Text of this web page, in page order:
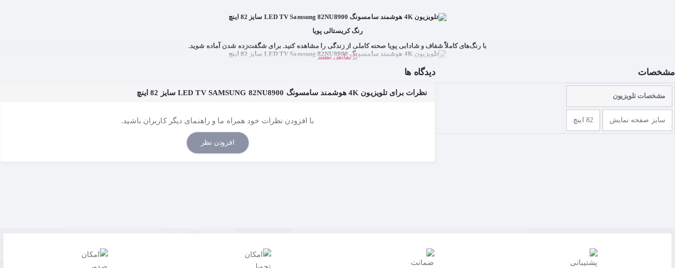
رنگ کریستالی پویا
با رنگ‌های کاملاً شفاف و شادابی پویا صحنه کاملی از زندگی را مشاهده کنید. برای شگفت‌زده شدن آماده شوید.
با ویژگی «Precision Black» رنگ‌های سیاه غنی‌تر و همچنین رنگ‌های سفید روشن‌تر را تجربه کنید. کنتراست قوی و فناوری کاهش موضعی نور باعث می‌شوند صحنه‌ها واضح و دقیق باشند.
همه سیم‌های خود را به‌طور مرتب وصل کنید. طراحی شیک قسمت پشت این تلویزیون به گونه‌ای است که همه اتصالات در آن به‌صورت مخفی هستند.
مشخصات
مشخصات تلویزیون
سایز صفحه نمایش 82 اینچ
دیدگاه ها
نظرات برای تلویزیون 4K هوشمند سامسونگ LED TV SAMSUNG 82NU8900 سایز 82 اینچ
با افزودن نظرات خود همراه ما و راهنمای دیگر کاربران باشید.
افزودن نظر